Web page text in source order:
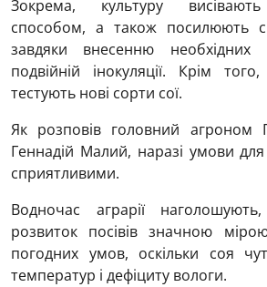
Зокрема, культуру
способом, а також посилюють
завдяки внесенню необхідних
подвійній інокуляції. Крім
тестують нові сорти сої.
Як розповів головний агроном
Геннадій Малий, наразі умови для
сприятливими.
Водночас аграрії
розвиток посівів значною
погодних умов, оскільки соя
температур і дефіциту вологи.